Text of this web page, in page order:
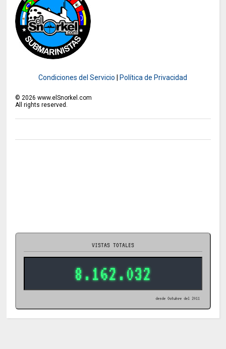
Condiciones del Servicio Política de Privacidad
© 2026 www.elSnorkel.com
All rights reserved.
VISTAS TOTALES
8.162.032
desde Octubre del 2011